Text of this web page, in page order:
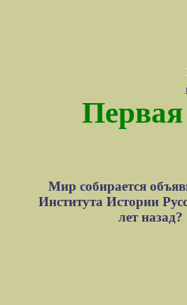
Первая
Мир собирается
Института Истории
лет назад?